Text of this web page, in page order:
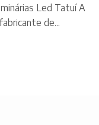
Led Tatuí A
de...